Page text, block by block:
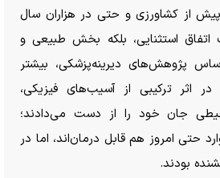
از کشاورزی و حتی در هزاران سال
استثنایی، بلکه بخش طبیعی و
پژوهش‌های دیرینه‌پزشکی، بیشتر
در اثر ترکیبی از آسیب‌های فیزیکی،
جان خود را از دست می‌دادند؛
حتی امروز هم قابل درمان‌اند، اما در
بودند.